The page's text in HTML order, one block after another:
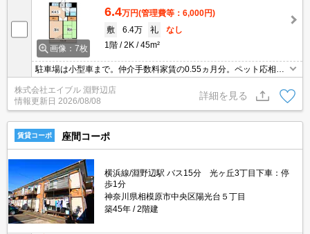
画像：7枚
6.4万円(管理費等：6,000円)
敷
6.4万 礼
なし
1階
2K 45m²
駐車場は小型車まで。仲介手数料家賃の0.55ヵ月分。ペット応相
談。ペット飼育の場合、敷金2ヶ月。人気のファミリー向け物件。
退去時の室内清掃費、畳表替え実費。引越指定業者あり。閑静な住
宅街。
株式会社エイブル 淵野辺店
情報更新日 2026/08/08
詳細を見る
賃貸コーポ 座間コーポ
横浜線/淵野辺駅 バス15分 光ヶ丘3丁目下車：停
歩1分
神奈川県相模原市中央区陽光台５丁目
築45年
2階建